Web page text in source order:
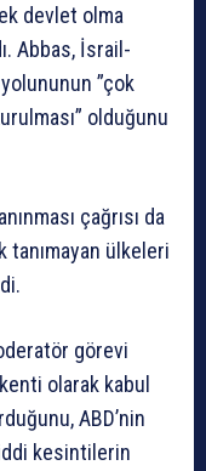
devlet olma
Abbas, İsrail-
”çok
olduğunu
çağrısı da
tanımayan ülkeleri
görevi
olarak kabul
ABD’nin
kesintilerin